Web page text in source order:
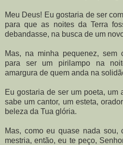
Meu Deus! Eu gostaria de ser
para que as noites da Terra
debandasse, na busca de um
Mas, na minha pequenez, sem
para ser um pirilampo na
amargura de quem anda na
Eu gostaria de ser um poeta, um
sabe um cantor, um esteta,
beleza da Tua glória.
Mas, como eu quase nada sou,
mestria, então, eu te peço,